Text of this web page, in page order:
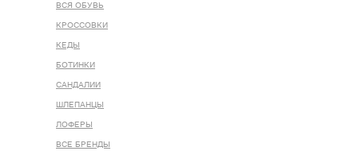
ВСЯ ОБУВЬ
КРОССОВКИ
КЕДЫ
БОТИНКИ
САНДАЛИИ
ШЛЕПАНЦЫ
ЛОФЕРЫ
ВСЕ БРЕНДЫ